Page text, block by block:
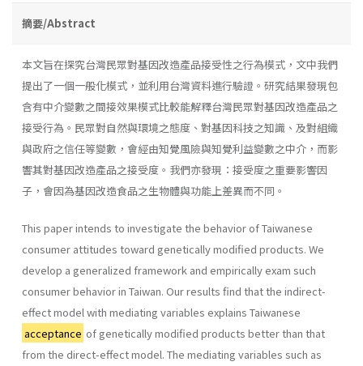
摘要/Abstract
本文旨在探究台灣民眾對基因改造產品接受性之行為模式，文中我們
提出了一個一般化模式，並利用台灣資料進行驗證。研究結果發現包
含有中介變數之間接效果模式比較能解釋台灣民眾對基因改造產品之
接受行為。民眾對自然與環境之態度、對基因科技之知識、及對組織
與政府之信任等變數，會經由知覺風險與知覺利益變數之中介，而影
響其對基因改造產品之接受度。我們亦發現：接受度之重要影響因
子，會因為基因改造食品之生物體與功能上差異而不同。
This paper intends to investigate the behavior of Taiwanese
consumer attitudes toward genetically modified products. We
develop a generalized framework and empirically exam such
consumer behavior in Taiwan. Our results find that the indirect-
effect model with mediating variables explains Taiwanese
acceptance of genetically modified products better than that
from the direct-effect model. The mediating variables such as